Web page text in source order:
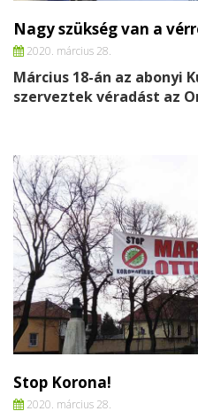
Nagy szükség van a
2020. március 28.
Március 18-án az abonyi
szerveztek véradást az
Stop Korona!
2020. március 28.